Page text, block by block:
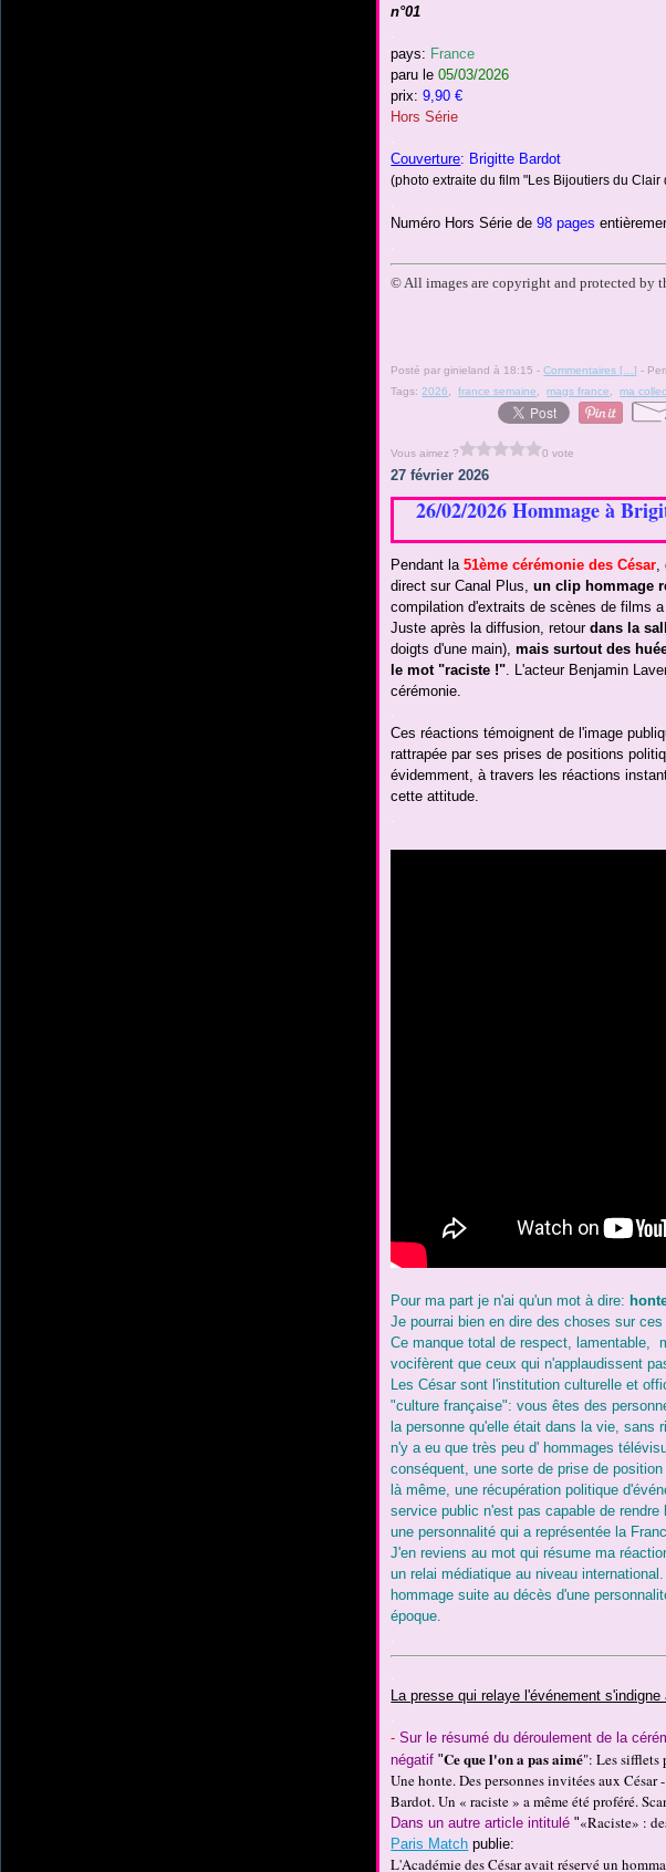
n°01
.
pays: France
paru le05/03/2026
prix:9,90 €
Hors Série
.
Couverture: Brigitte Bardot
(photo extraite du film "Les Bijoutiers du Clair
.
Numéro Hors Série de 98 pages
.
© All images are copyrightand protected by
Posté par ginieland à 18:15 -Commentaires [ …] -
Tags:2026 ,france semaine ,mags france ,ma
Vous aimez ? 0 vote
27 février 2026
26/02/2026 Hommage à
Pendant la51ème cérémonie des César,
direct sur Canal Plus,un clip hommage
compilation d'extraits de scènes de films
Juste après la diffusion, retourdans la
doigts d'une main),mais surtout des
le mot "raciste !". L'acteur Benjamin
cérémonie.
.
Ces réactions témoignent de l'image
rattrapée par ses prises de positions
évidemment, à travers les réactions
cette attitude.
.
Pour ma part je n'ai qu'un mot à dire:
Je pourrai bien en dire des choses sur
Ce manque total de respect, lamentable,
vocifèrent que ceux qui n'applaudissent
Les César sont l'institution culturelle et
"culture française": vous êtes des
la personne qu'elle était dans la vie, sans
n'y a eu que très peu d' hommages
conséquent, une sorte de prise de
là même, une récupération politique
service public n'est pas capable de
une personnalité qui a représentée la
J'en reviens au mot qui résume ma
un relai médiatique au niveau
hommage suite au décès d'une
époque.
.
.
La presse qui relaye l'événement
.
- Sur le résumé du déroulement de la
négatif "Ce que l'on a pas aimé": Les
Une honte. Des personnes invitées aux César
Bardot. Un « raciste » a même été proféré.
Dans un autre article intitulé"«Raciste» :
Paris Match publie:
L'Académie des César avait réservé un